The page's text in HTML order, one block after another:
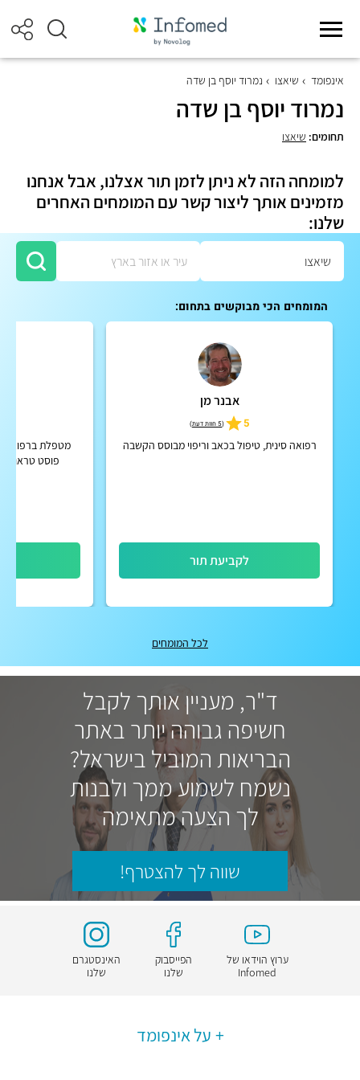
אינפומד שיאצו נמרוד יוסף בן שדה
נמרוד יוסף בן שדה
תחומים: שיאצו
למומחה הזה לא ניתן לזמן תור אצלנו, אבל אנחנו
מזמינים אותך ליצור קשר עם המומחים האחרים
שלנו:
המומחים הכי מבוקשים בתחום:
אבנר מן
5
(5 חוות דעת )
רפואה סינית, טיפול בכאב וריפוי מבוסס הקשבה
לקביעת תור
מטפלת ברפואה
פוסט
לכל המומחים
ד"ר, מעניין אותך לקבל
חשיפה גבוהה יותר באתר
הבריאות המוביל בישראל?
נשמח לשמוע ממך ולבנות
לך הצעה מתאימה
שווה לך להצטרף!
ערוץ הוידאו של
Infomed
הפייסבוק
שלנו
האינסטגרם
שלנו
על אינפומד